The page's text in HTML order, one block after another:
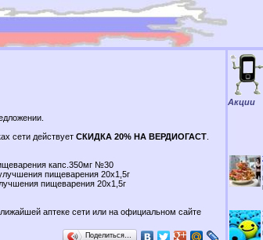
сети действует СКИДКА 20% НА ВЕРДИОГАСТ
капс.350мг №30
пищеварения 20х1,5г
пищеварения 20х1,5г
аптеке сети или на официальном сайте
Поделиться…
Акции